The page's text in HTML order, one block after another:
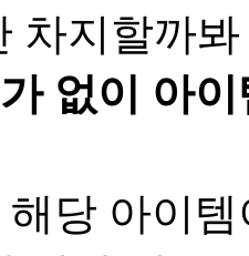
차지할까
없이 아
당 아이